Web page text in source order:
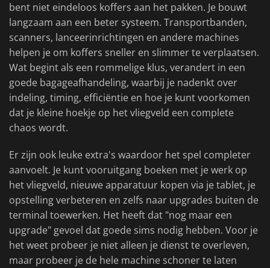
bent niet eindeloos koffers aan het pakken. Je bouwt
langzaam aan een beter systeem. Transportbanden,
scanners, lanceerinrichtingen en andere machines
helpen je om koffers sneller en slimmer te verplaatsen.
Wat begint als een rommelige klus, verandert in een
goede bagageafhandeling, waarbij je nadenkt over
indeling, timing, efficiëntie en hoe je kunt voorkomen
dat je kleine hoekje op het vliegveld een complete
chaos wordt.
Er zijn ook leuke extra's waardoor het spel completer
aanvoelt. Je kunt vooruitgang boeken met je werk op
het vliegveld, nieuwe apparatuur kopen via je tablet, je
opstelling verbeteren en zelfs naar upgrades buiten de
terminal toewerken. Het heeft dat "nog maar een
upgrade" gevoel dat goede sims nodig hebben. Voor je
het weet probeer je niet alleen je dienst te overleven,
maar probeer je de hele machine schoner te laten